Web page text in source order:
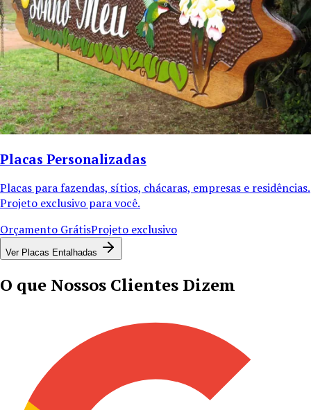
Placas Personalizadas
Placas para fazendas, sítios, chácaras, empresas e residências.
Projeto exclusivo para você.
Orçamento GrátisProjeto exclusivo
Ver Placas Entalhadas
O que Nossos Clientes Dizem